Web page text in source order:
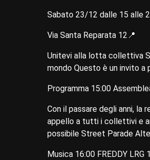
Sabato 23/12 dalle 15 alle
Via Santa Reparata 12📍
Unitevi alla lotta collettiva
mondo Questo è un invito
Programma 15:00
Con il passare degli anni, la
appello a tutti i collettivi e
possibile Street Parade
Musica 16:00 FREDDY